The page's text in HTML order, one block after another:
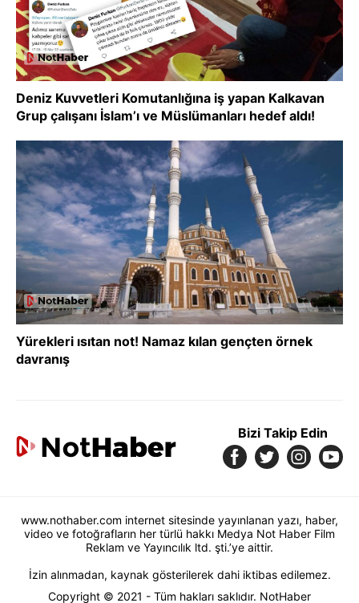
Deniz Kuvvetleri Komutanlığına iş yapan Kalkavan
Grup çalışanı İslam’ı ve Müslümanları hedef aldı!
Yürekleri ısıtan not! Namaz kılan gençten örnek
davranış
Bizi Takip Edin
www.nothaber.com internet sitesinde yayınlanan yazı, haber,
video ve fotoğrafların her türlü hakkı Medya Not Haber Film
Reklam ve Yayıncılık ltd. şti.’ye aittir.
İzin alınmadan, kaynak gösterilerek dahi iktibas edilemez.
Copyright © 2021 - Tüm hakları saklıdır. NotHaber